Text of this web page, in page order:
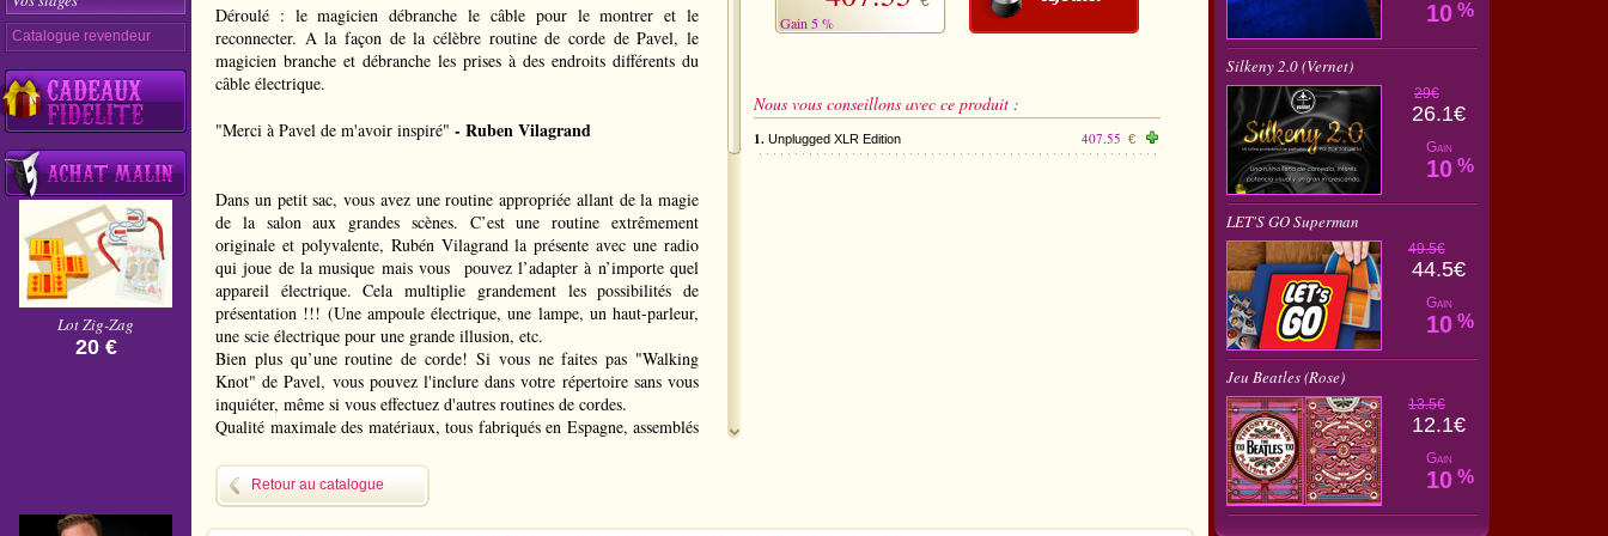
Catalogue revendeur
Lot Zig-Zag
20 €
Déroulé : le magicien débranche le câble pour le montrer et le
reconnecter. A la façon de la célèbre routine de corde de Pavel, le
magicien branche et débranche les prises à des endroits différents du
câble électrique.
"Merci à Pavel de m'avoir inspiré" - Ruben Vilagrand
Dans un petit sac, vous avez une routine appropriée allant de la magie
de la salon aux grandes scènes. C’est une routine extrêmement
originale et polyvalente, Rubén Vilagrand la présente avec une radio
qui joue de la musique mais vous pouvez l’adapter à n’importe quel
appareil électrique. Cela multiplie grandement les possibilités de
présentation !!! (Une ampoule électrique, une lampe, un haut-parleur,
une scie électrique pour une grande illusion, etc.
Bien plus qu’une routine de corde! Si vous ne faites pas "Walking
Knot" de Pavel, vous pouvez l'inclure dans votre répertoire sans vous
inquiéter, même si vous effectuez d'autres routines de cordes.
Qualité maximale des matériaux, tous fabriqués en Espagne, assemblés
"Unplugged".
Garantie de réparation (voir conditions à l'intérieur de la boîte)
Retour au catalogue
Gain 5 %
Nous vous conseillons avec ce produit :
1. Unplugged XLR Edition 407.55 €
10 %
Silkeny 2.0 (Vernet)
29€
26.1€
Gain
10 %
LET'S GO Superman
49.5€
44.5€
Gain
10 %
Jeu Beatles (Rose)
13.5€
12.1€
Gain
10 %